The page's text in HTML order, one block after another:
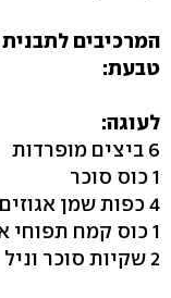
טבעת:
לעוגה:
6 ביצים מופרדות
1 כוס סוכר
4 כפות שמן אגוזים
1 כוס קמח תפוחי אדמה או קמח מצה
2 שקיות סוכר וניל